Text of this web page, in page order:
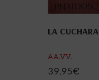
LA
AA.VV.
39,95€